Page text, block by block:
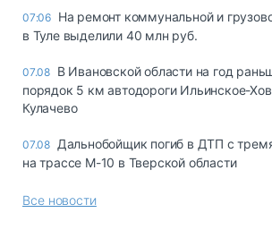
07:06 На ремонт коммунальной и
в Туле выделили 40 млн руб.
07.08 В Ивановской области на год
порядок 5 км автодороги Ильинское-
Кулачево
07.08 Дальнобойщик погиб в ДТП с
на трассе М-10 в Тверской области
Все новости